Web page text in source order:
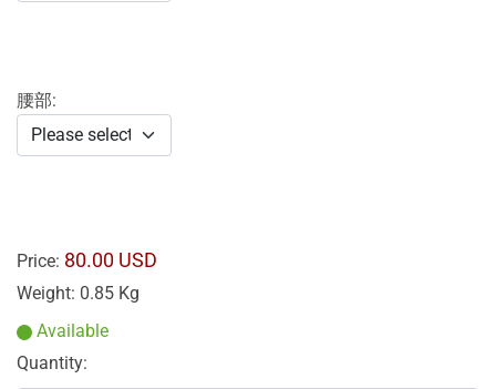
腰部:
Price: 80.00 USD
Weight: 0.85 Kg
Available
Quantity: